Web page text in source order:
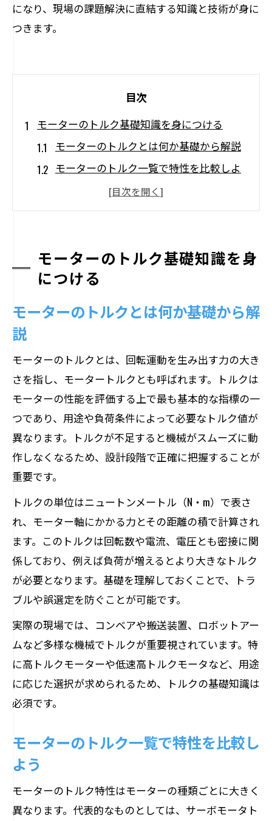
になり、現場の課題解決に直結する知識と技術が身に
つきます。
目次
モーターのトルク基礎知識を身につける
モーターのトルクとは何か基礎から解説
モーターのトルク一覧で特性を比較しよ
トルクがモーター性能に及ぼす影響を理
モーターのトルクを決める要素と選定の
ポイント
す方法
モーターの回転数とトルクの基本的な関
係性
トルクと回転数のバランスが性能を左右
する理由
モーターのトルク曲線が示す回転数の特
徴
回転数変化によるモーターのトルク制御
方法
モーターの回転数とトルク一覧で実例比
較
必要トルク計算の手順と実例紹介
モーターの必要トルク計算式の基本を解
説
モーターのトルク計算に役立つ実践的な
手順
モーターのトルク計算で注意すべきポイ
ント
電流とトルクの関係が計算に与える影響
モーターの必要トルクを実例で具体的に
高トルクモーターの特徴と用途に迫る
高トルクモーターの主な特徴と強みを解
モーターのトルク基礎知識を身
につける
モーターのトルクとは何か基礎から解
説
モーターのトルクとは、回転運動を生み出す力の大き
さを指し、モータートルクとも呼ばれます。トルクは
モーターの性能を評価する上で最も基本的な指標の一
つであり、用途や負荷条件によって必要なトルク値が
異なります。トルクが不足すると機械がスムーズに動
作しなくなるため、設計段階で正確に把握することが
重要です。
トルクの単位はニュートンメートル（N・m）で表さ
れ、モーター軸にかかる力とその距離の積で計算され
ます。このトルクは回転数や電流、電圧とも密接に関
係しており、例えば負荷が増えるとより大きなトルク
が必要となります。基礎を理解しておくことで、トラ
ブルや誤選定を防ぐことが可能です。
実際の現場では、コンベアや搬送装置、ロボットアー
ムなど多様な機械でトルクが重要視されています。特
に高トルクモーターや低速高トルクモータなど、用途
に応じた選択が求められるため、トルクの基礎知識は
必須です。
モーターのトルク一覧で特性を比較し
よう
モーターのトルク特性はモーターの種類ごとに大きく
異なります。代表的なものとしては、サーボモータト